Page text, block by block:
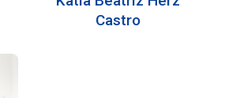
Castro